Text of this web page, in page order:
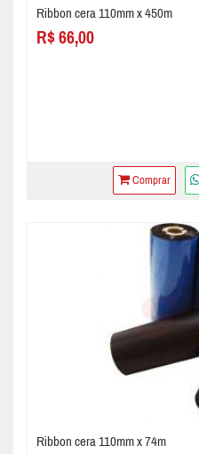
Ribbon cera 110mm x 450m
R$ 66,00
Comprar
Ribbon cera 110mm x 74m